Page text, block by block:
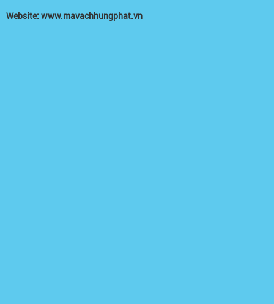
Website: www.mavachhungphat.vn